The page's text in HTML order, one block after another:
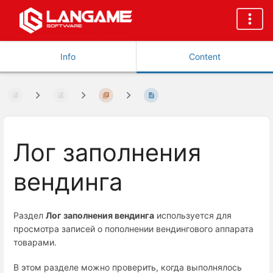
Info Content
Лог заполнения
вендинга
Раздел Лог заполнения вендинга используется для
просмотра записей о пополнении вендингового аппарата
товарами.
В этом разделе можно проверить, когда выполнялось